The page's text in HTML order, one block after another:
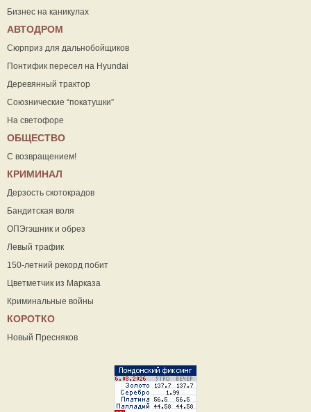
Бизнес на каникулах
АВТОДРОМ
Сюрприз для дальнобойщиков
Понтифик пересел на Hyundai
Деревянный трактор
Союзнические “покатушки”
На светофоре
ОБЩЕСТВО
С возвращением!
КРИМИНАЛ
Дерзость скотокрадов
Бандитская воля
ОПЭгэшник и обрез
Левый трафик
150-летний рекорд побит
Цветметчик из Марказа
Криминальные войны
КОРОТКО
Новый Пресняков